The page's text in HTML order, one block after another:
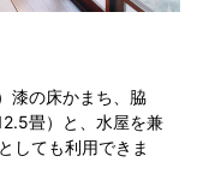
漆の床かまち、脇
畳）と、水屋を兼
しても利用できま